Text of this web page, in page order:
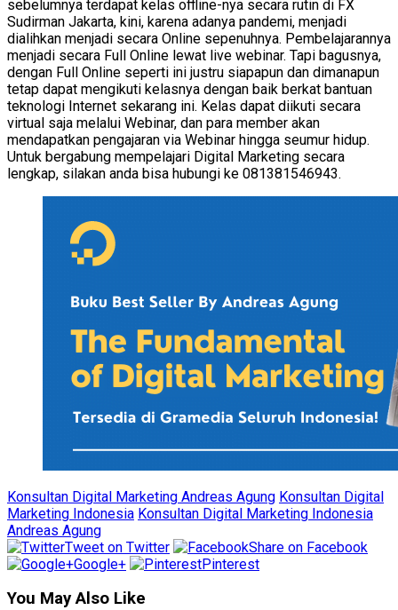
sebelumnya terdapat kelas offline-nya secara rutin di FX
Sudirman Jakarta, kini, karena adanya pandemi, menjadi
dialihkan menjadi secara Online sepenuhnya. Pembelajarannya
menjadi secara Full Online lewat live webinar. Tapi bagusnya,
dengan Full Online seperti ini justru siapapun dan dimanapun
tetap dapat mengikuti kelasnya dengan baik berkat bantuan
teknologi Internet sekarang ini. Kelas dapat diikuti secara
virtual saja melalui Webinar, dan para member akan
mendapatkan pengajaran via Webinar hingga seumur hidup.
Untuk bergabung mempelajari Digital Marketing secara
lengkap, silakan anda bisa hubungi ke 081381546943.
Konsultan Digital Marketing Andreas Agung Konsultan Digital
Marketing Indonesia Konsultan Digital Marketing Indonesia
Andreas Agung
Tweet on Twitter
Share on Facebook
Google+
Pinterest
You May Also Like